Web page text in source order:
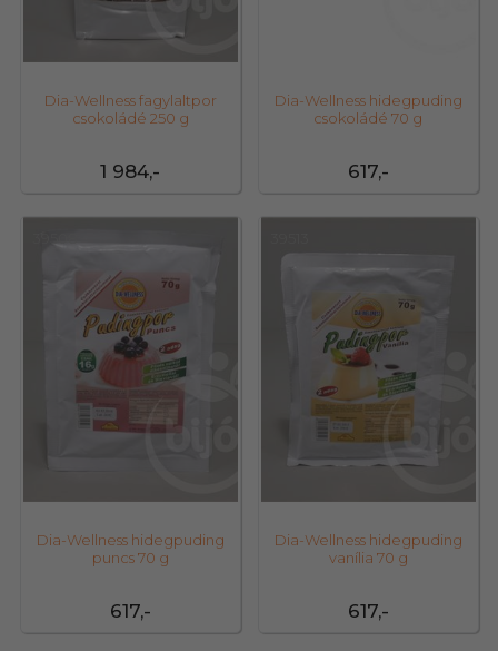
1 984,-
Dia-Wellness fagylaltpor
csokoládé 250 g
617,-
Dia-Wellness hidegpuding
csokoládé 70 g
617,-
Dia-Wellness hidegpuding
puncs 70 g
617,-
Dia-Wellness hidegpuding
vanília 70 g